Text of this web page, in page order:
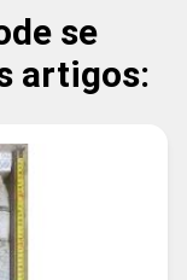
se
artigos: